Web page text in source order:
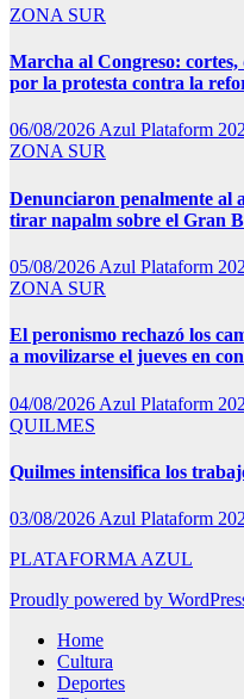
ZONA SUR
Marcha al Congreso: cortes,
por la protesta contra la
06/08/2026Azul Plataform
ZONA SUR
Denunciaron penalmente al
tirar napalm sobre el Gran
05/08/2026 Azul Plataform
ZONA SUR
El peronismo rechazó los
a movilizarse el jueves en
04/08/2026 Azul Plataform
QUILMES
Quilmes intensifica los
03/08/2026 Azul Plataform
PLATAFORMA AZUL
Proudly powered by
Home
Cultura
Deportes